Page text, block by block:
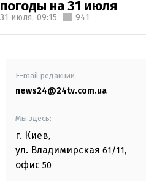
погоды на 31 июля
31 июля, 09:15 941
E-mail редакции
news24@24tv.com.ua
Мы здесь:
г. Киев,
ул. Владимирская 61/11,
офис 50